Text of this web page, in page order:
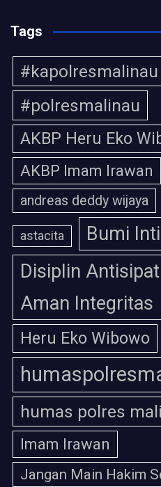
Tags
#kapolresmalinau
#polresmalinau
AKBP Heru Eko
AKBP Imam Irawan
andreas deddy wijaya
astacita Bumi
Disiplin
Aman Integritas
Heru Eko Wibowo
humas polres
Imam Irawan
Jangan Main Hakim